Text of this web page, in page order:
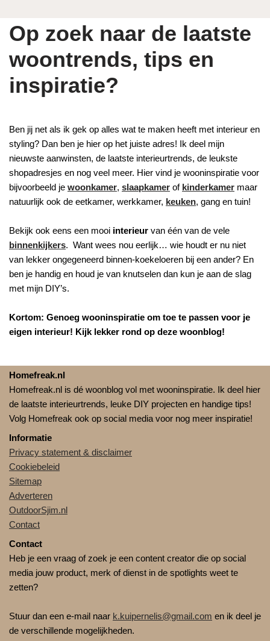
Op zoek naar de laatste
woontrends, tips en
inspiratie?
Ben jij net als ik gek op alles wat te maken heeft met interieur en
styling? Dan ben je hier op het juiste adres! Ik deel mijn
nieuwste aanwinsten, de laatste interieurtrends, de leukste
shopadresjes en nog veel meer. Hier vind je wooninspiratie voor
bijvoorbeeld je woonkamer, slaapkamer of kinderkamer maar
natuurlijk ook de eetkamer, werkkamer, keuken, gang en tuin!
Bekijk ook eens een mooi interieur van één van de vele
binnenkijkers. Want wees nou eerlijk… wie houdt er nu niet
van lekker ongegeneerd binnen-koekeloeren bij een ander? En
ben je handig en houd je van knutselen dan kun je aan de slag
met mijn DIY’s.
Kortom: Genoeg wooninspiratie om toe te passen voor je
eigen interieur! Kijk lekker rond op deze woonblog!
Homefreak.nl
Homefreak.nl is dé woonblog vol met wooninspiratie. Ik deel hier
de laatste interieurtrends, leuke DIY projecten en handige tips!
Volg Homefreak ook op social media voor nog meer inspiratie!
Informatie
Privacy statement & disclaimer
Cookiebeleid
Sitemap
Adverteren
OutdoorSjim.nl
Contact
Contact
Heb je een vraag of zoek je een content creator die op social
media jouw product, merk of dienst in de spotlights weet te
zetten?
Stuur dan een e-mail naar k.kuipernelis@gmail.com en ik deel je
de verschillende mogelijkheden.